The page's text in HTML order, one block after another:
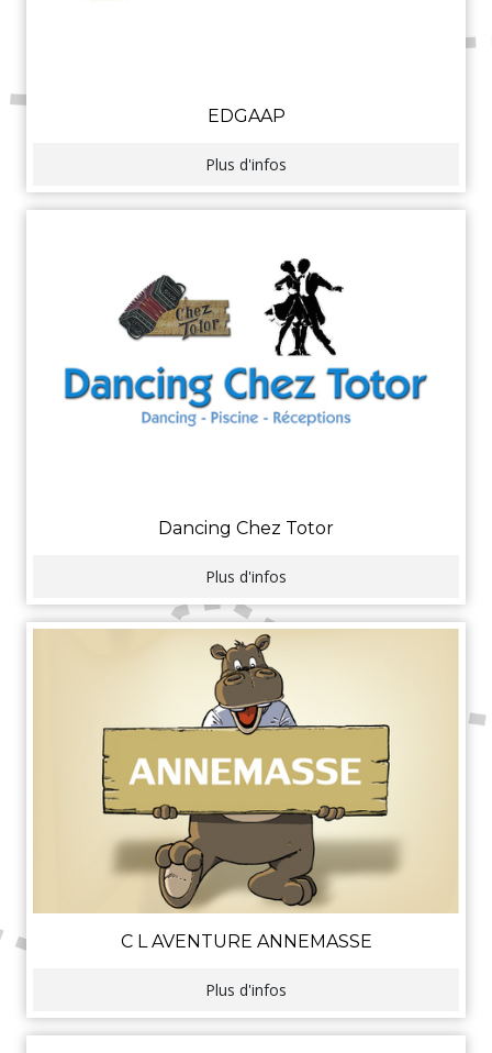
EDGAAP
Plus d'infos
Dancing Chez Totor
Plus d'infos
C L AVENTURE ANNEMASSE
Plus d'infos